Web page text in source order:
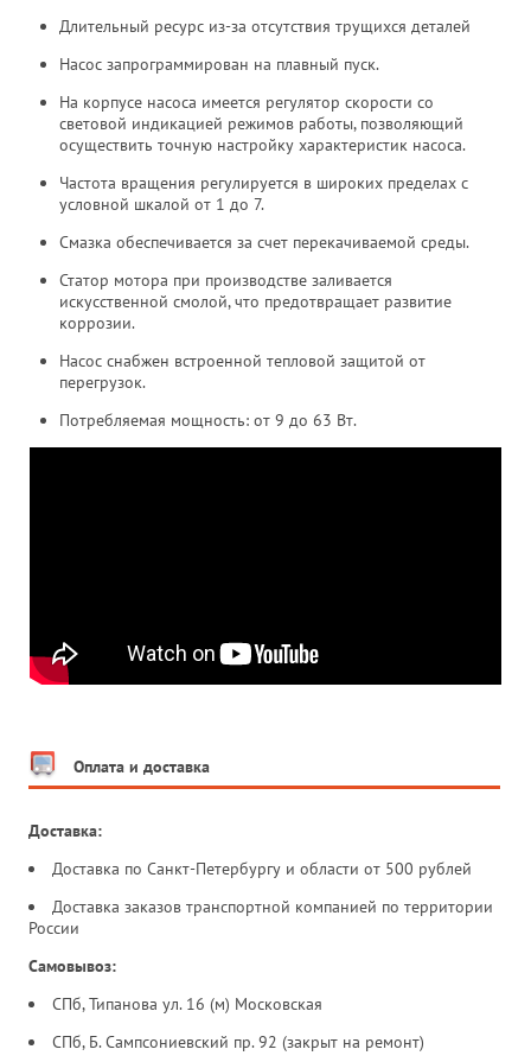
Длительный ресурс из-за отсутствия трущихся деталей
Насос запрограммирован на плавный пуск.
На корпусе насоса имеется регулятор скорости со
световой индикацией режимов работы, позволяющий
осуществить точную настройку характеристик насоса.
Частота вращения регулируется в широких пределах с
условной шкалой от 1 до 7.
Смазка обеспечивается за счет перекачиваемой среды.
Статор мотора при производстве заливается
искусственной смолой, что предотвращает развитие
коррозии.
Насос снабжен встроенной тепловой защитой от
перегрузок.
Потребляемая мощность: от 9 до 63 Вт.
Оплата и доставка
Доставка:
Доставка по Санкт-Петербургу и области от 500 рублей
Доставка заказов транспортной компанией по территории
России
Самовывоз:
СПб, Типанова ул. 16 (м) Московская
СПб, Б. Сампсониевский пр. 92 (закрыт на ремонт)